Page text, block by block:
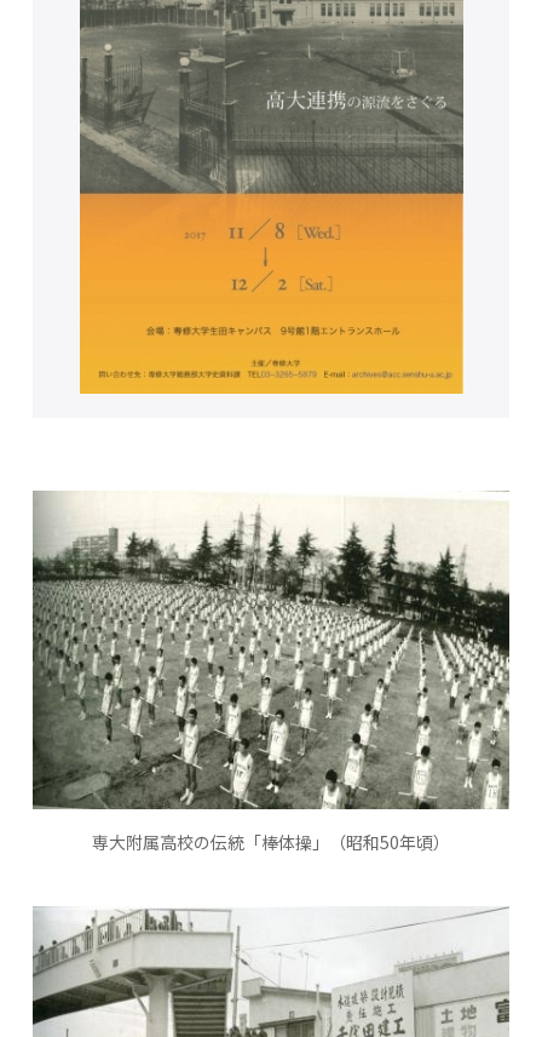
専大附属高校の伝統「棒体操」（昭和50年頃）